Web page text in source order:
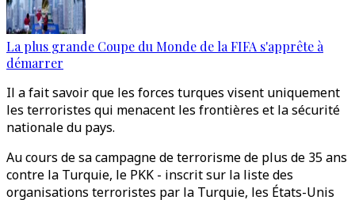
La plus grande Coupe du Monde de la FIFA s'apprête à
démarrer
Il a fait savoir que les forces turques visent uniquement
les terroristes qui menacent les frontières et la sécurité
nationale du pays.
Au cours de sa campagne de terrorisme de plus de 35 ans
contre la Turquie, le PKK - inscrit sur la liste des
organisations terroristes par la Turquie, les États-Unis